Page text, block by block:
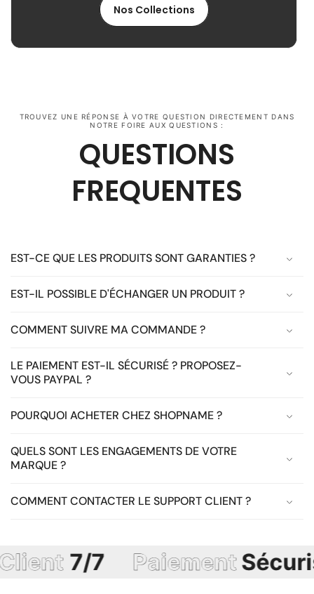
Nos Collections
TROUVEZ UNE RÉPONSE À VOTRE QUESTION DIRECTEMENT DANS
NOTRE FOIRE AUX QUESTIONS :
QUESTIONS
FREQUENTES
EST-CE QUE LES PRODUITS SONT GARANTIES ?
EST-IL POSSIBLE D'ÉCHANGER UN PRODUIT ?
COMMENT SUIVRE MA COMMANDE ?
LE PAIEMENT EST-IL SÉCURISÉ ? PROPOSEZ-
VOUS PAYPAL ?
POURQUOI ACHETER CHEZ SHOPNAME ?
QUELS SONT LES ENGAGEMENTS DE VOTRE
MARQUE ?
COMMENT CONTACTER LE SUPPORT CLIENT ?
7/7 PaiementSécurisé